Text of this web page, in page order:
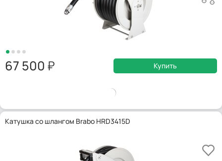
67 500 Купить
Катушка со шлангом Brabo HRD3415D